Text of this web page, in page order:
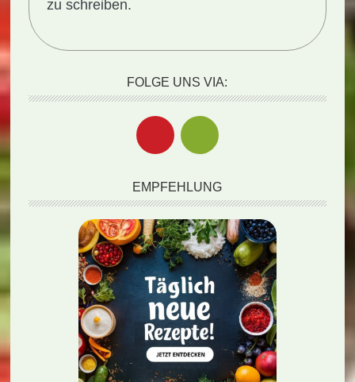
zu schreiben.
FOLGE UNS VIA:
EMPFEHLUNG